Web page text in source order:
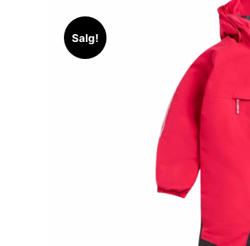
Salg!